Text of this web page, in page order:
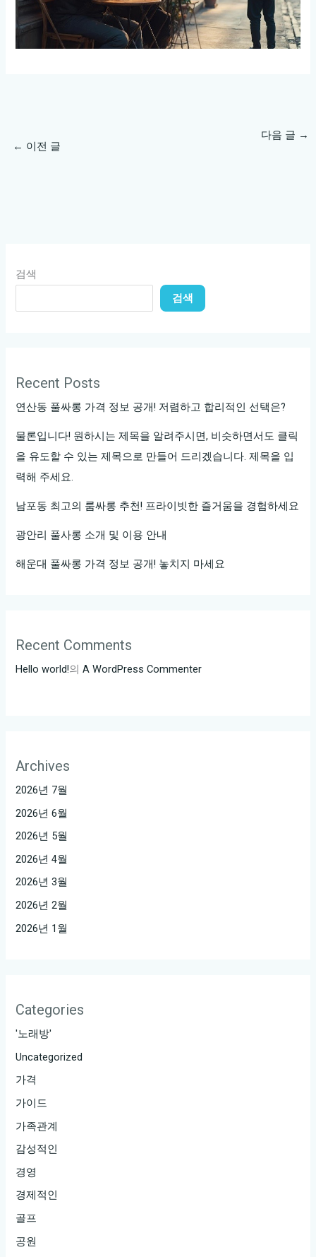
← 이전 글
다음 글 →
검색
검색
Recent Posts
연산동 풀싸롱 가격 정보 공개! 저렴하고 합리적인 선택은?
물론입니다! 원하시는 제목을 알려주시면, 비슷하면서도 클릭
을 유도할 수 있는 제목으로 만들어 드리겠습니다. 제목을 입
력해 주세요.
남포동 최고의 룸싸롱 추천! 프라이빗한 즐거움을 경험하세요
광안리 풀사롱 소개 및 이용 안내
해운대 풀싸롱 가격 정보 공개! 놓치지 마세요
Recent Comments
Hello world!의A WordPress Commenter
Archives
2026년 7월
2026년 6월
2026년 5월
2026년 4월
2026년 3월
2026년 2월
2026년 1월
Categories
'노래방'
Uncategorized
가격
가이드
가족관계
감성적인
경영
경제적인
골프
공원